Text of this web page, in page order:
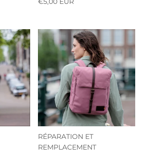
RÉPARATION ET
REMPLACEMENT